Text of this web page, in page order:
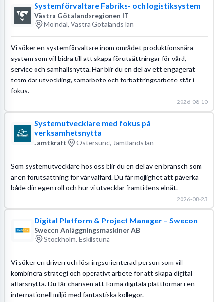
Systemförvaltare Fabriks- och logistiksystem
Västra Götalandsregionen IT
Mölndal, Västra Götalands län
Vi söker en systemförvaltare inom området produktionsnära
system som vill bidra till att skapa förutsättningar för vård,
service och samhällsnytta. Här blir du en del av ett engagerat
team där utveckling, samarbete och förbättringsarbete står i
fokus.
2026-08-10
Systemutvecklare med fokus på
verksamhetsnytta
Jämtkraft Östersund, Jämtlands län
Som systemutvecklare hos oss blir du en del av en bransch som
är en förutsättning för vår välfärd. Du får möjlighet att påverka
både din egen roll och hur vi utvecklar framtidens elnät.
2026-08-23
Digital Platform & Project Manager – Swecon
Swecon Anläggningsmaskiner AB
Stockholm, Eskilstuna
Vi söker en driven och lösningsorienterad person som vill
kombinera strategi och operativt arbete för att skapa digital
affärsnytta. Du får chansen att forma digitala plattformar i en
internationell miljö med fantastiska kollegor.